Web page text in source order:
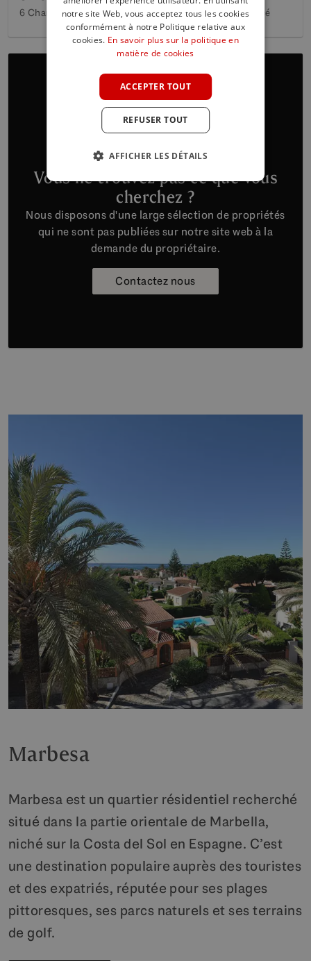
6 Chambres 6 Bains 752 m² Construit 706 m² Tracé
Vous ne trouvez pas ce que vous
cherchez ?
Nous disposons d'une large sélection de propriétés
qui ne sont pas publiées sur notre site web à la
demande du propriétaire.
Contactez nous
Marbesa
Marbesa est un quartier résidentiel recherché
situé dans la partie orientale de Marbella,
niché sur la Costa del Sol en Espagne. C’est
une destination populaire auprès des touristes
et des expatriés, réputée pour ses plages
pittoresques, ses parcs naturels et ses terrains
de golf.
SPANISH
FRENCH
POLISH
notre site Web, vous acceptez tous les cookies
conformément à notre Politique relative aux
cookies. En savoir plus sur la politique en
matière de cookies
ACCEPTER TOUT
REFUSER TOUT
AFFICHER LES DÉTAILS